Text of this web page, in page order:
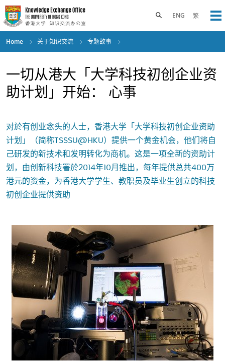
Skip
to
main
content
ENG 繁
Toggle search panel
Home 关于知识交流 专题故事
一切从港大「大学科技初创企业资
助计划」开始： 心事
对於有创业念头的人士，香港大学「大学科技初创企业资助
计划」（简称TSSSU@HKU）提供一个黄金机会，他们将自
己研发的新技术和发明转化为商机。这是一项全新的资助计
划，由创新科技署於2014年10月推出，每年提供总共400万
港元的资金，为香港大学学生、教职员及毕业生创立的科技
初创企业提供资助